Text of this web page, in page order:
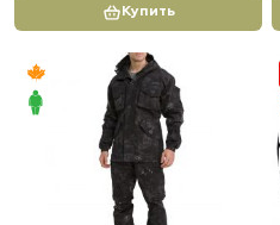
Купить